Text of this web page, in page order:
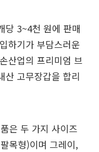
당 3~4천 원에 판매
하기가 부담스러운
산업의 프리미엄 브
산 고무장갑을 합리
은 두 가지 사이즈
목형)이며 그레이,